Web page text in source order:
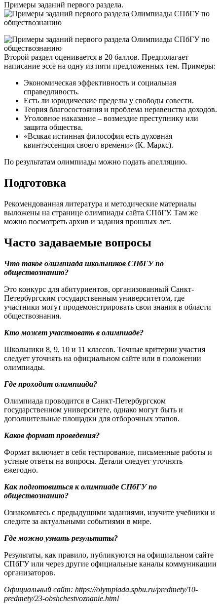
Примеры заданий первого раздела.
Второй раздел оценивается в 20 баллов. Предполагает
написание эссе на одну из пяти предложенных тем. Примеры:
Экономическая эффективность и социальная
справедливость.
Есть ли юридические пределы у свободы совести.
Теория благосостояния и проблема неравенства доходов.
Уголовное наказание – возмездие преступнику или
защита общества.
«Всякая истинная философия есть духовная
квинтэссенция своего времени» (К. Маркс).
По результатам олимпиады можно подать апелляцию.
Подготовка
Рекомендованная литература и методические материалы
выложены на странице олимпиады сайта СПбГУ. Там же
можно посмотреть архив и задания прошлых лет.
Часто задаваемые вопросы
Что такое олимпиада школьников СПбГУ по
обществознанию?
Это конкурс для абитуриентов, организованный Санкт-
Петербургским государственным университетом, где
участники могут продемонстрировать свои знания в области
обществознания.
Кто может участвовать в олимпиаде?
Школьники 8, 9, 10 и 11 классов. Точные критерии участия
следует уточнять на официальном сайте или в положении
олимпиады.
Где проходит олимпиада?
Олимпиада проводится в Санкт-Петербургском
государственном университете, однако могут быть и
дополнительные площадки для отборочных этапов.
Каков формат проведения?
Формат включает в себя тестирование, письменные работы и
устные ответы на вопросы. Детали следует уточнять
ежегодно.
Как подготовиться к олимпиаде СПбГУ по
обществознанию?
Ознакомьтесь с предыдущими заданиями, изучите учебники и
следите за актуальными событиями в мире.
Где можно узнать результаты?
Результаты, как правило, публикуются на официальном сайте
СПбГУ или через другие официальные каналы коммуникации
организаторов.
Официальный сайт: https://olympiada.spbu.ru/predmety/10-
predmety/23-obshchestvoznanie.html